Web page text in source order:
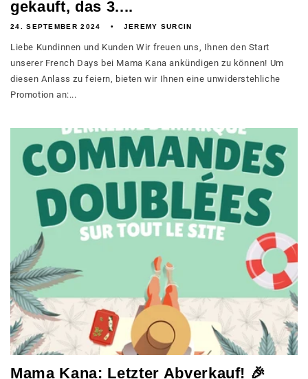
gekauft, das 3....
24. SEPTEMBER 2024 JEREMY SURCIN
Liebe Kundinnen und Kunden Wir freuen uns, Ihnen den Start
unserer French Days bei Mama Kana ankündigen zu können! Um
diesen Anlass zu feiern, bieten wir Ihnen eine unwiderstehliche
Promotion an:...
Mama Kana: Letzter Abverkauf! 🎉